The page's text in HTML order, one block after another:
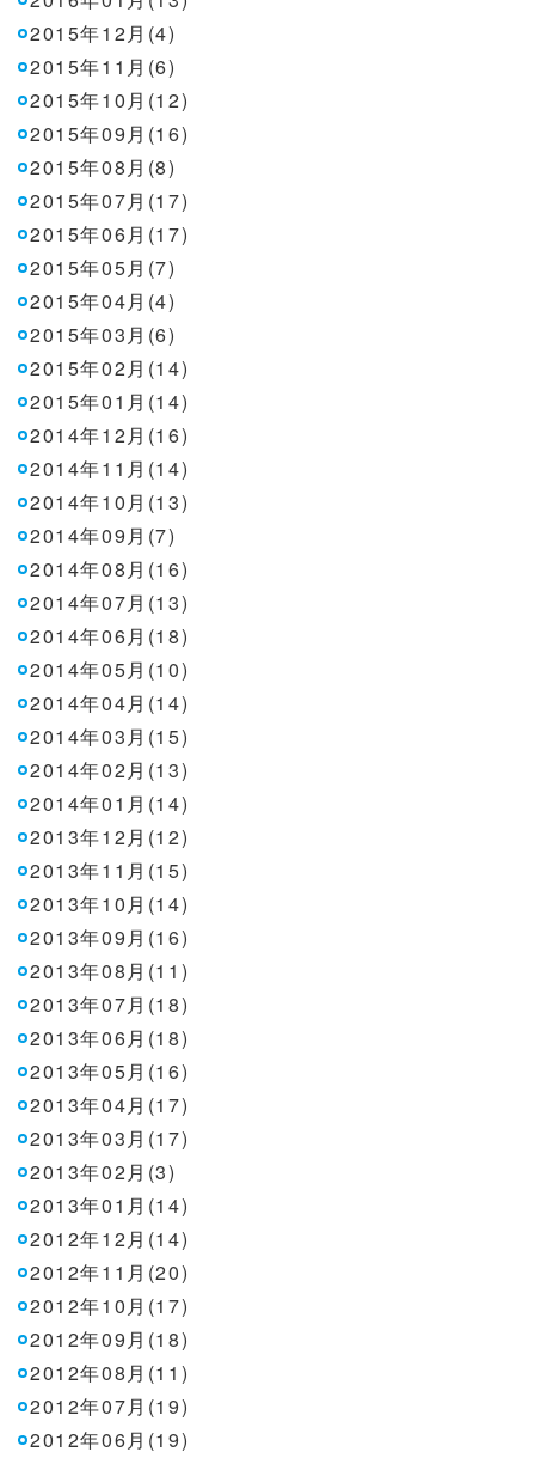
2015年12月(4)
2015年11月(6)
2015年10月(12)
2015年09月(16)
2015年08月(8)
2015年07月(17)
2015年06月(17)
2015年05月(7)
2015年04月(4)
2015年03月(6)
2015年02月(14)
2015年01月(14)
2014年12月(16)
2014年11月(14)
2014年10月(13)
2014年09月(7)
2014年08月(16)
2014年07月(13)
2014年06月(18)
2014年05月(10)
2014年04月(14)
2014年03月(15)
2014年02月(13)
2014年01月(14)
2013年12月(12)
2013年11月(15)
2013年10月(14)
2013年09月(16)
2013年08月(11)
2013年07月(18)
2013年06月(18)
2013年05月(16)
2013年04月(17)
2013年03月(17)
2013年02月(3)
2013年01月(14)
2012年12月(14)
2012年11月(20)
2012年10月(17)
2012年09月(18)
2012年08月(11)
2012年07月(19)
2012年06月(19)